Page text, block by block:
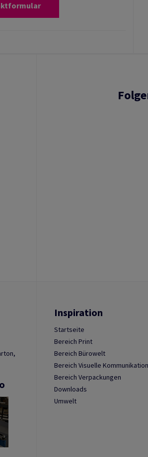
Inspiration
Startseite
Bereich Print
Bereich Bürowelt
Bereich Visuelle Kommunikation
Bereich Verpackungen
Downloads
Umwelt